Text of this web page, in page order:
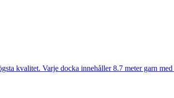
kvalitet. Varje docka innehåller 8.7 meter garn